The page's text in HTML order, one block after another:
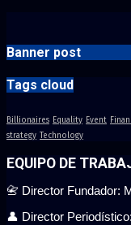
Banner post
Tags cloud
Billionaires Equality Event
strategy Technology
EQUIPO DE
📇 Director Fundador:
👤 Director